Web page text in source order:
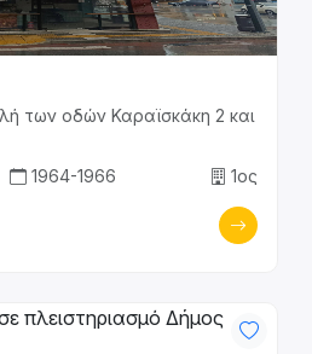
των οδών Καραϊσκάκη 2 και
1964-1966
1ος